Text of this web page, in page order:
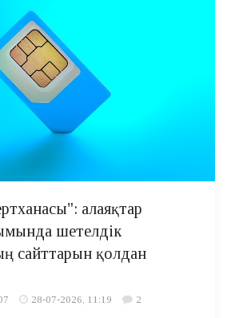
алаяқтар
шетелдік
сайттарын қолдан
28-07-2026, 11:19 2